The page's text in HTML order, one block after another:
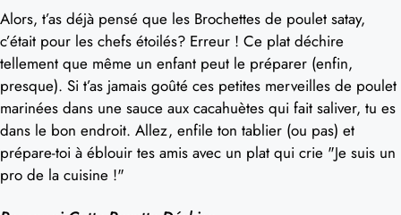
Alors, t’as déjà pensé que les Brochettes de poulet satay,
c’était pour les chefs étoilés? Erreur ! Ce plat déchire
tellement que même un enfant peut le préparer (enfin,
presque). Si t’as jamais goûté ces petites merveilles de poulet
marinées dans une sauce aux cacahuètes qui fait saliver, tu es
dans le bon endroit. Allez, enfile ton tablier (ou pas) et
prépare-toi à éblouir tes amis avec un plat qui crie "Je suis un
pro de la cuisine !"